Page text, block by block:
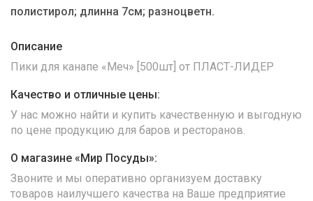
полистирол; длинна 7см; разноцветн.
Описание
Пики для канапе «Меч» [500шт] от ПЛАСТ-ЛИДЕР
Качество и отличные цены:
У нас можно найти и купить качественную и выгодную
по цене продукцию для баров и ресторанов.
О магазине «Мир Посуды»:
Звоните и мы оперативно организуем доставку
товаров наилучшего качества на Ваше предприятие